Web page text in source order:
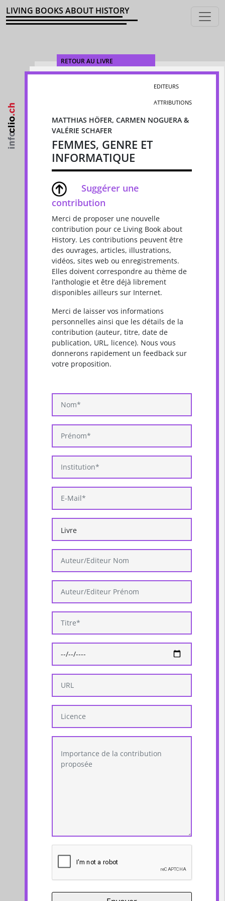
LIVING BOOKS ABOUT HISTORY
RETOUR AU LIVRE
EDITEURS
ATTRIBUTIONS
MATTHIAS HÖFER, CARMEN NOGUERA &
VALÉRIE SCHAFER
FEMMES, GENRE ET
INFORMATIQUE
Suggérer une
contribution
Merci de proposer une nouvelle
contribution pour ce Living Book about
History. Les contributions peuvent être
des ouvrages, articles, illustrations,
vidéos, sites web ou enregistrements.
Elles doivent correspondre au thème de
l’anthologie et être déjà librement
disponibles ailleurs sur Internet.
Merci de laisser vos informations
personnelles ainsi que les détails de la
contribution (auteur, titre, date de
publication, URL, licence). Nous vous
donnerons rapidement un feedback sur
votre proposition.